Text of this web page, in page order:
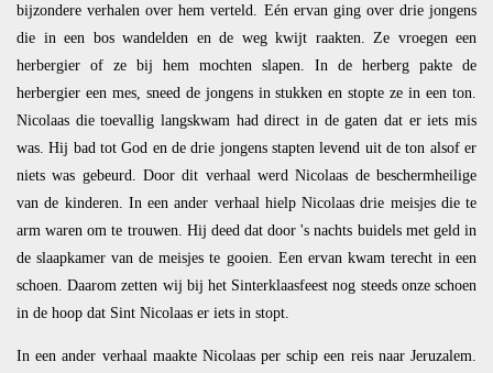
bijzondere verhalen over hem verteld. Eén ervan ging over drie jongens
die in een bos wandelden en de weg kwijt raakten. Ze vroegen een
herbergier of ze bij hem mochten slapen. In de herberg pakte de
herbergier een mes, sneed de jongens in stukken en stopte ze in een ton.
Nicolaas die toevallig langskwam had direct in de gaten dat er iets mis
was. Hij bad tot God en de drie jongens stapten levend uit de ton alsof er
niets was gebeurd. Door dit verhaal werd Nicolaas de beschermheilige
van de kinderen. In een ander verhaal hielp Nicolaas drie meisjes die te
arm waren om te trouwen. Hij deed dat door 's nachts buidels met geld in
de slaapkamer van de meisjes te gooien. Een ervan kwam terecht in een
schoen. Daarom zetten wij bij het Sinterklaasfeest nog steeds onze schoen
in de hoop dat Sint Nicolaas er iets in stopt.
In een ander verhaal maakte Nicolaas per schip een reis naar Jeruzalem.